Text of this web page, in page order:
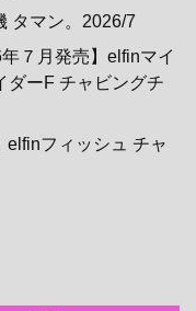
タマン。2026/7
年７月発売】elfinマイ
ダーF チャビングチ
elfinフィッシュ チャ